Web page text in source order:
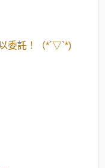
委託！（*´▽`*)